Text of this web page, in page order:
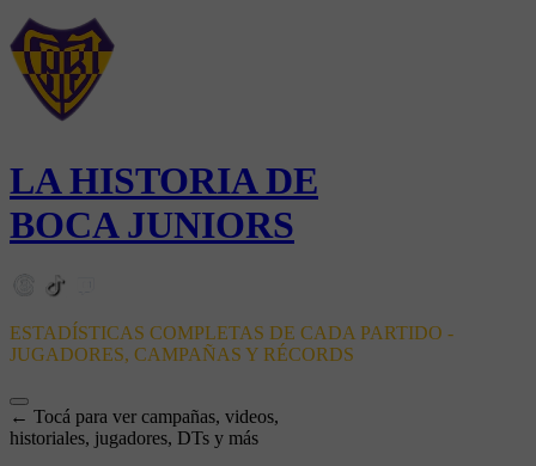
LA HISTORIA DE
BOCA JUNIORS
ESTADÍSTICAS COMPLETAS DE CADA PARTIDO -
JUGADORES, CAMPAÑAS Y RÉCORDS
← Tocá para ver campañas, videos,
historiales, jugadores, DTs y más